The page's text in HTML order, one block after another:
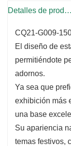
Detalles de producto
CQ21-G009-
El diseño de
permitiéndote
adornos.
Ya sea que
exhibición más
una base
Su apariencia
temas festivos,